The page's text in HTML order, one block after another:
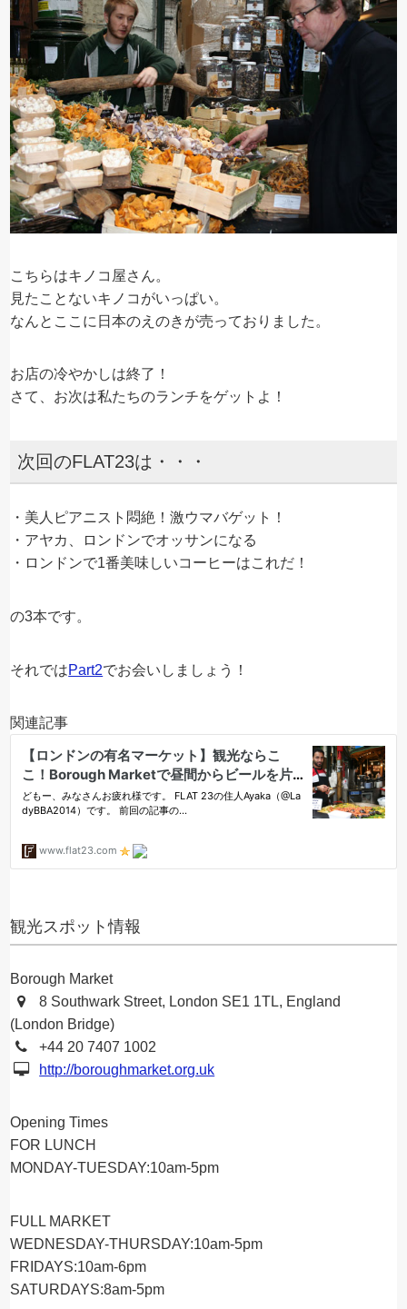
こちらはキノコ屋さん。
見たことないキノコがいっぱい。
なんとここに日本のえのきが売っておりました。
お店の冷やかしは終了！
さて、お次は私たちのランチをゲットよ！
次回のFLAT23は・・・
・美人ピアニスト悶絶！激ウマバゲット！
・アヤカ、ロンドンでオッサンになる
・ロンドンで1番美味しいコーヒーはこれだ！
の3本です。
それではPart2でお会いしましょう！
関連記事
観光スポット情報
Borough Market
8 Southwark Street, London SE1 1TL, England
(London Bridge)
+44 20 7407 1002
http://boroughmarket.org.uk
Opening Times
FOR LUNCH
MONDAY-TUESDAY:10am-5pm
FULL MARKET
WEDNESDAY-THURSDAY:10am-5pm
FRIDAYS:10am-6pm
SATURDAYS:8am-5pm